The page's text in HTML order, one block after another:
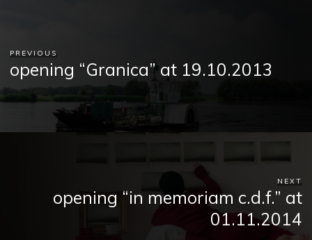
PREVIOUS
opening “Granica” at 19.10.2013
NEXT
opening “in memoriam c.d.f.” at
01.11.2014